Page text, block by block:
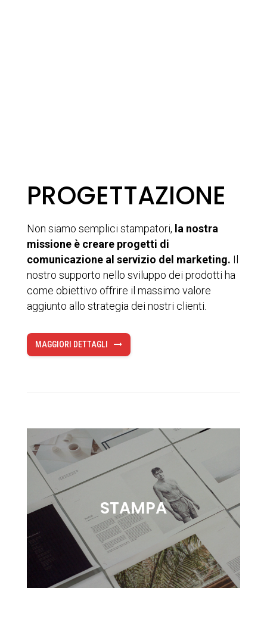
PROGETTAZIONE
Non siamo semplici stampatori, la nostra
missione è creare progetti di
comunicazione al servizio del marketing. Il
nostro supporto nello sviluppo dei prodotti ha
come obiettivo offrire il massimo valore
aggiunto allo strategia dei nostri clienti.
MAGGIORI DETTAGLI
STAMPA